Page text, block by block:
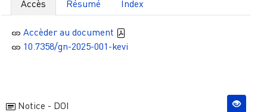
Accès Résumé Index
Accèder au document
10.7358/gn-2025-001-kevi
Notice - DOI